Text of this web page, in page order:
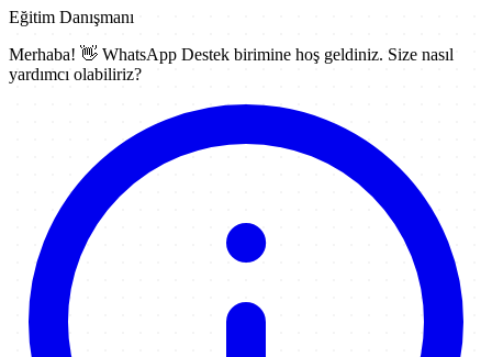
Eğitim Danışmanı
Merhaba! 👋 WhatsApp Destek birimine hoş geldiniz. Size nasıl
yardımcı olabiliriz?